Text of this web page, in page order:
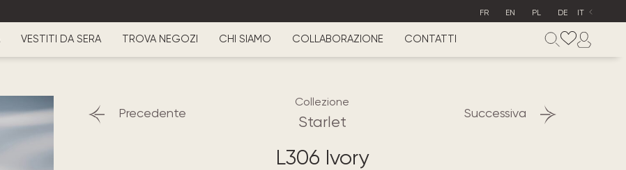
FR EN PL DE IT
VESTITI DA SERA TROVA NEGOZI CHI SIAMO COLLABORAZIONE CONTATTI
Precedente Successiva
Collezione
Starlet
L306 Ivory